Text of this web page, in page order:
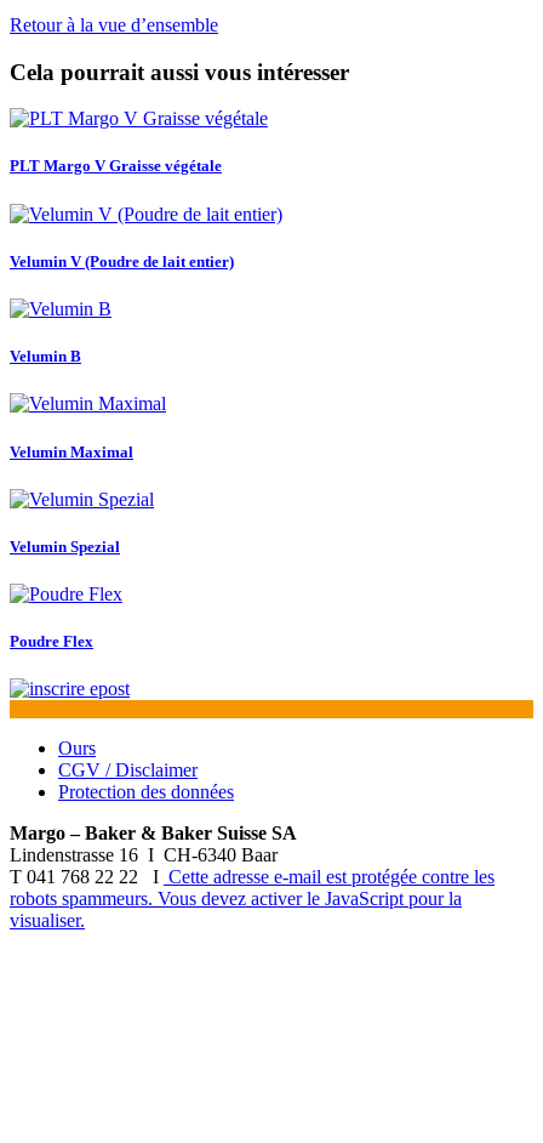
Retour à la vue d’ensemble
Cela pourrait aussi vous intéresser
PLT Margo V Graisse végétale
Velumin V (Poudre de lait entier)
Velumin B
Velumin Maximal
Velumin Spezial
Poudre Flex
Ours
CGV / Disclaimer
Protection des données
Margo – Baker & Baker Suisse SA
Lindenstrasse 16 I CH-6340 Baar
T 041 768 22 22 I Cette adresse e-mail est protégée contre les
robots spammeurs. Vous devez activer le JavaScript pour la
visualiser.